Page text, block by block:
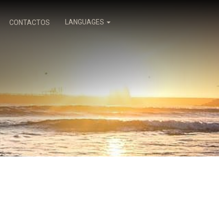
CONTACTOS LANGUAGES